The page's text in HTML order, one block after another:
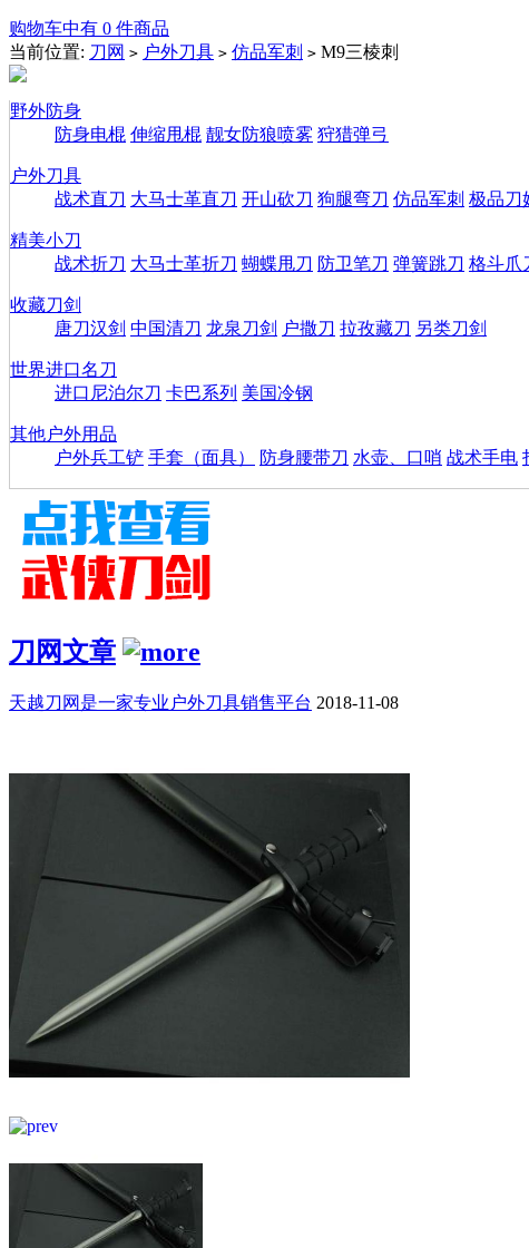
购物车中有 0 件商品
当前位置: 刀网 > 户外刀具 > 仿品军刺 > M9三棱刺
野外防身
防身电棍 伸缩甩棍 靓女防狼喷雾 狩猎弹弓
户外刀具
战术直刀 大马士革直刀 开山砍刀 狗腿弯刀 仿品军刺 极品刀
精美小刀
战术折刀 大马士革折刀 蝴蝶甩刀 防卫笔刀 弹簧跳刀 格斗爪
收藏刀剑
唐刀汉剑 中国清刀 龙泉刀剑 户撒刀 拉孜藏刀 另类刀剑
世界进口名刀
进口尼泊尔刀 卡巴系列 美国冷钢
其他户外用品
户外兵工铲 手套（面具） 防身腰带刀 水壶、口哨 战术手电
刀网文章
天越刀网是一家专业户外刀具销售平台 2018-11-08